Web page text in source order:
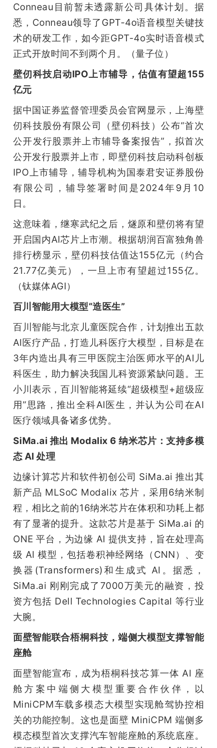
Conneau目前暂未透露新公司具体计划。据
悉，Conneau领导了GPT-4o语音模型关键技
术的研发工作，如今距GPT-4o实时语音模式
正式开放时间不到两个月。（量子位）
壁仞科技启动IPO上市辅导，估值有望超155
亿元
据中国证券监督管理委员会官网显示，上海壁
仞科技股份有限公司（壁仞科技）公布“首次
公开发行股票并上市辅导备案报告”，拟首次
公开发行股票并上市，即壁仞科技启动科创板
IPO上市辅导，辅导机构为国泰君安证券股份
有限公司，辅导签署时间是2024年9月10
日。
这意味着，继寒武纪之后，燧原和壁仞将有望
开启国内AI芯片上市潮。根据胡润百富独角兽
排行榜显示，壁仞科技估值达155亿元（约合
21.77亿美元），一旦上市有望超过155亿。
（钛媒体AGI）
百川智能用大模型“造医生”
百川智能与北京儿童医院合作，计划推出五款
AI医疗产品，打造儿科医疗大模型，目标是在
3年内造出具有三甲医院主治医师水平的AI儿
科医生，助力解决我国儿科资源紧缺问题。王
小川表示，百川智能将延续“超级模型+超级应
用”思路，推出全科AI医生，并认为公司在AI
医疗领域具备诸多优势。
SiMa.ai 推出 Modalix 6 纳米芯片：支持多模
态 AI 处理
边缘计算芯片和软件初创公司 SiMa.ai 推出其
新产品 MLSoC Modalix 芯片，采用6纳米制
程，相比之前的16纳米芯片在体积和功耗上都
有了显著的提升。这款芯片是基于 SiMa.ai 的
ONE 平台，为边缘 AI 提供支持，旨在处理高
级 AI 模型，包括卷积神经网络（CNN）、变
换器(Transformers)和生成式 AI。据悉，
SiMa.ai 刚刚完成了7000万美元的融资，投
资方包括 Dell Technologies Capital 等行业
大腕。
面壁智能联合梧桐科技，端侧大模型支撑智能
座舱
面壁智能宣布，成为梧桐科技芯算一体 AI 座
舱方案中端侧大模型重要合作伙伴，以
MiniCPM车载多模态大模型实现舱驾协控相
关的功能控制。这也是面壁 MiniCPM 端侧多
模态模型首次支撑汽车智能座舱的系统底座。